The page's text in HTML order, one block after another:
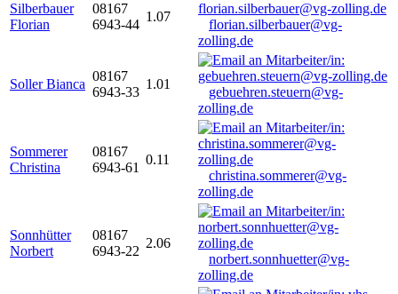
Silberbauer
Florian
08167
6943-44
1.07
florian.silberbauer@vg-
zolling.de
Soller Bianca
08167
6943-33
1.01
gebuehren.steuern@vg-
zolling.de
Sommerer
Christina
08167
6943-61
0.11
christina.sommerer@vg-
zolling.de
Sonnhütter
Norbert
08167
6943-22
2.06
norbert.sonnhuetter@vg-
zolling.de